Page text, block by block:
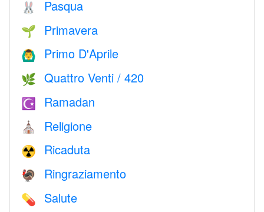
🐰 Pasqua
🌱 Primavera
🙆‍♂️ Primo D'Aprile
🌿 Quattro Venti / 420
☪️ Ramadan
⛪️ Religione
☢️ Ricaduta
🦃 Ringraziamento
💊 Salute